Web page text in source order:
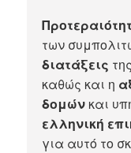
των
διατάξεις
καθώς και η
δομών και
ελληνική
για αυτό το